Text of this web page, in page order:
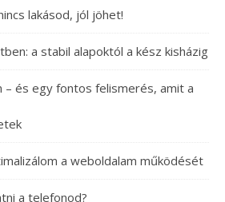
lakásod, jól jöhet!
a stabil alapoktól a kész kisházig
– és egy fontos felismerés, amit a
a weboldalam működését
a telefonod?